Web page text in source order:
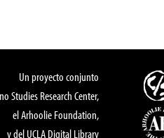
Un proyecto conjunto
Studies Research Center,
el Arhoolie Foundation,
y del UCLA Digital Library